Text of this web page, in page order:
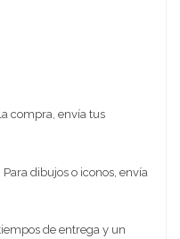
compra, envía tus
dibujos o iconos, envía
de entrega y un